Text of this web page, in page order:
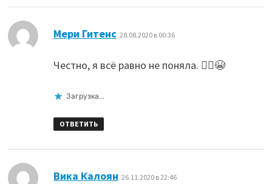
Мери Гитенс 28.08.2020 в 00:36
Честно, я всё равно не поняла. 🤦‍♀️😭
Загрузка...
ОТВЕТИТЬ
Вика Калоян 26.11.2020 в 22:46